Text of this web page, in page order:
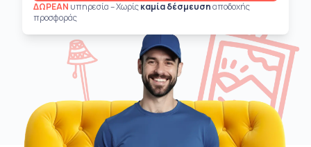
ΔΩΡΕΑΝ υπηρεσία – Χωρίςκαμία δέσμευσηαποδοχής
προσφοράς